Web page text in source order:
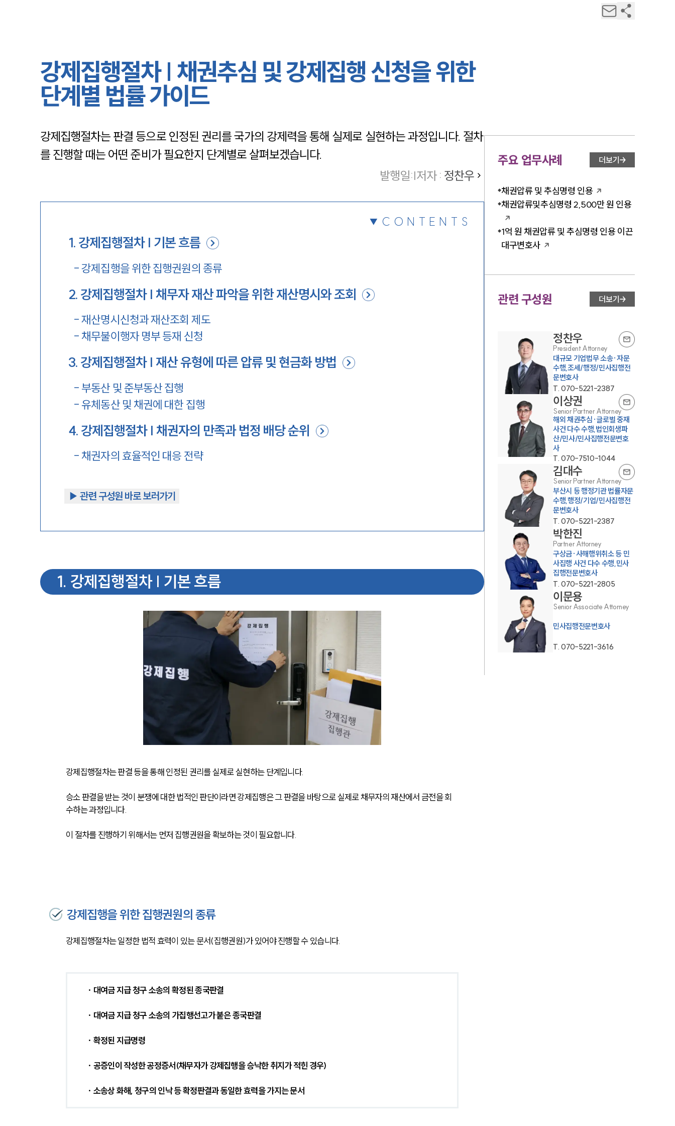
대륜소개
대륜소개
대륜의 강점
오시는 길
강제집행절차 | 채권추심 및 강제집행 신청을 위한
단계별 법률 가이드
강제집행절차는 판결 등으로 인정된 권리를 국가의 강제력을 통해 실제로 실현하는 과정입니다. 절차
를 진행할 때는 어떤 준비가 필요한지 단계별로 살펴보겠습니다.
발행일:|저자 : 정찬우
CONTENTS
1. 강제집행절차 | 기본 흐름
-강제집행을 위한 집행권원의 종류
2. 강제집행절차 | 채무자 재산 파악을 위한 재산명시와 조회
-재산명시신청과 재산조회 제도
- 채무불이행자 명부 등재 신청
3. 강제집행절차 | 재산 유형에 따른 압류 및 현금화 방법
- 부동산 및 준부동산 집행
- 유체동산 및 채권에 대한 집행
4. 강제집행절차 | 채권자의 만족과 법정 배당 순위
- 채권자의 효율적인 대응 전략
▶︎ 관련 구성원 바로 보러가기
1. 강제집행절차 | 기본 흐름
강제집행절차는 판결 등을 통해 인정된 권리를 실제로 실현하는 단계입니다.
승소 판결을 받는 것이 분쟁에 대한 법적인 판단이라면 강제집행은 그 판결을 바탕으로 실제로 채무자의 재산에서 금전을 회
수하는 과정입니다.
이 절차를 진행하기 위해서는 먼저 집행권원을 확보하는 것이 필요합니다.
강제집행을 위한 집행권원의 종류
강제집행절차는 일정한 법적 효력이 있는 문서(집행권원)가 있어야 진행할 수 있습니다.
· 대여금 지급 청구 소송의 확정된 종국판결
· 대여금 지급 청구 소송의 가집행선고가 붙은 종국판결
· 확정된 지급명령
· 공증인이 작성한 공정증서(채무자가 강제집행을 승낙한 취지가 적힌 경우)
· 소송상 화해, 청구의 인낙 등 확정판결과 동일한 효력을 가지는 문서
주요 업무사례 더보기
채권압류 및 추심명령 인용
채권압류및추심명령 2,500만 원 인용
1억 원 채권압류 및 추심명령 인용 이끈
대구변호사
관련 구성원 더보기
정찬우
President Attorney
대규모 기업법무 소송·자문
수행,조세/행정/민사집행전
문변호사
T.070-5221-2387
이상권
Senior Partner Attorney
해외 채권추심·글로벌 중재
사건 다수 수행,법인회생파
산/민사/민사집행전문변호
사
T.070-7510-1044
김대수
Senior Partner Attorney
부산시 등 행정기관 법률자문
수행,행정/기업/민사집행전
문변호사
T.070-5221-2387
박한진
Partner Attorney
구상금·사해행위취소 등 민
사집행 사건 다수 수행,민사
집행전문변호사
T.070-5221-2805
이문용
Senior Associate Attorney
민사집행전문변호사
T.070-5221-3616